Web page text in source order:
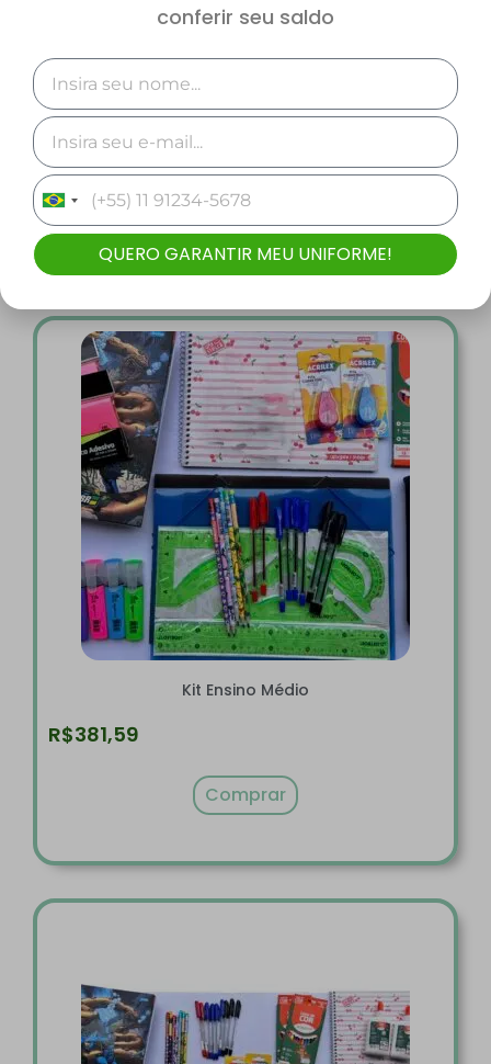
Kit Educação de Jovens e Adultos (EJA) e
Movimento de Alfabetização de Jovens e
Adultos (MOVA)
R$349,53
Comprar
Kit Ensino Médio
R$381,59
Comprar
conferir seu saldo
Brazil
+55
QUERO GARANTIR MEU UNIFORME!